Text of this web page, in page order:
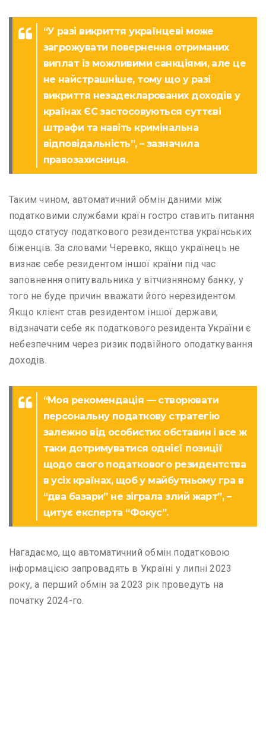
“У разі викриття українцеві може
загрожувати повернення отриманих
виплат із можливими санкціями, але це
не найстрашніше, тому що у разі
викриття незадекларованих доходів у
країнах ЄС застосовуються суттєві
штрафи та навіть кримінальна
відповідальність”, – зазначила
правозахисниця.
Таким чином, автоматичний обмін даними між
податковими службами країн гостро ставить питання
щодо статусу податкового резидентства українських
біженців. За словами Черевко, якщо українець не
визнає себе резидентом іншої країни під час
заповнення опитувальника у вітчизняному банку, у
того не буде причин вважати його нерезидентом.
Якщо клієнт став резидентом іншої держави,
відзначати себе як податкового резидента України є
небезпечним через ризик подвійного оподаткування
доходів.
“Моя рекомендація — створювати
персональну податкову стратегію
залежно від особистих обставин і все ж
таки дотримуватися однієї позиції
щодо свого податкового резидентства
в усіх країнах, щоб у майбутньому гра в
“два базари” не зіграла злий жарт”, –
цитує експерта “Фокус”.
Нагадаємо, що автоматичний обмін податковою
інформацією запровадять в Україні у липні 2023
року, а перший обмін за 2023 рік проведуть на
початку 2024-го.